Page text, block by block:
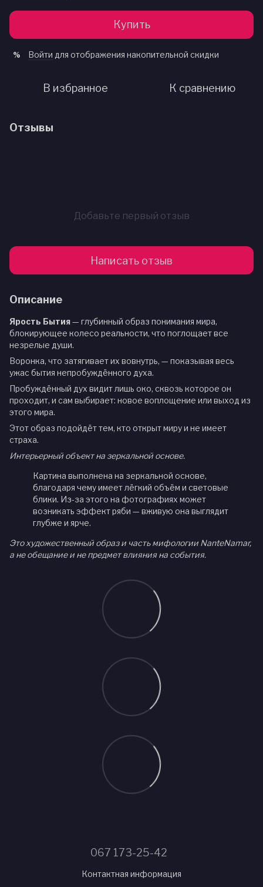
Купить
% Войти для отображения накопительной скидки
В избранное К сравнению
Отзывы
Добавьте первый отзыв
Написать отзыв
Описание
Ярость Бытия— глубинный образ понимания мира,
блокирующее колесо реальности, что поглощает все
незрелые души.
Воронка, что затягивает их вовнутрь, — показывая весь
ужас бытия непробуждённого духа.
Пробуждённый дух видит лишь око, сквозь которое он
проходит, и сам выбирает: новое воплощение или выход из
этого мира.
Этот образ подойдёт тем, кто открыт миру и не имеет
страха.
Интерьерный объект на зеркальной основе.
Картина выполнена на зеркальной основе,
благодаря чему имеет лёгкий объём и световые
блики. Из-за этого на фотографиях может
возникать эффект ряби — вживую она выглядит
глубже и ярче.
Это художественный образ и часть мифологии NanteNamar,
а не обещание и не предмет влияния на события.
067 173-25-42
Контактная информация